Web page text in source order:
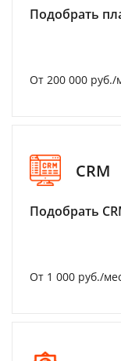
Подобрать
От 200 000 руб./
CRM
Подобрать
От 1 000 руб./